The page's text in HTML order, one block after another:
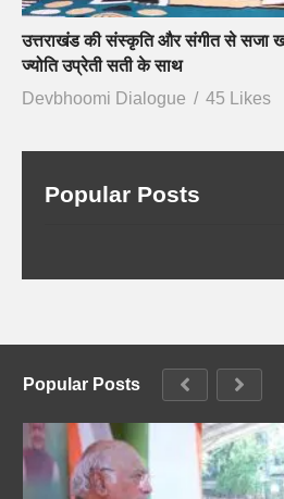
उत्तराखंड की संस्कृति और संगीत से सजा
ज्योति उप्रेती सती के साथ
Devbhoomi Dialogue
45 Likes
Popular Posts
Popular Posts